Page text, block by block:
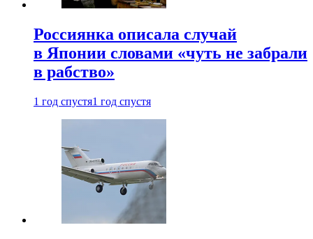
Россиянка описала случай
в Японии словами «чуть не забрали
в рабство»
1 год спустя1 год спустя